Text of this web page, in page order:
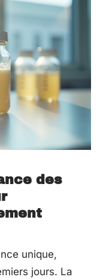
des
unique,
jours. La